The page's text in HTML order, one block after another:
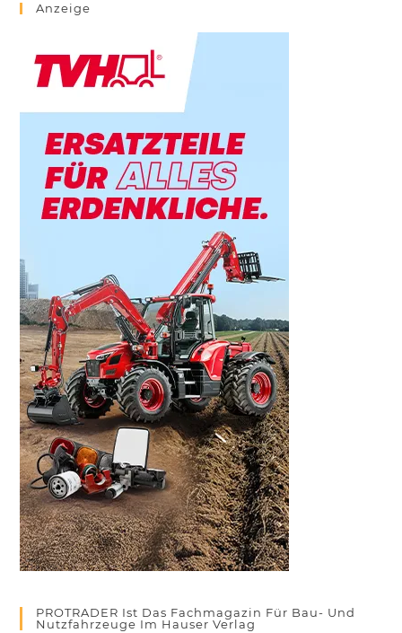
Anzeige
PROTRADER Ist Das Fachmagazin Für Bau- Und
Nutzfahrzeuge Im Hauser Verlag